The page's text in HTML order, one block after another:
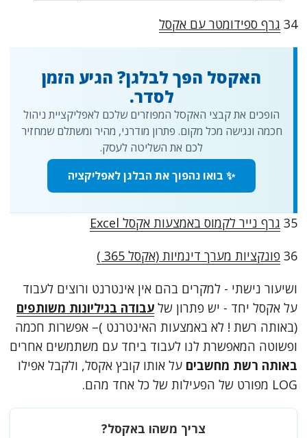
34 גרף ספידומטר עם אקסל
האקסל הפך לבלגן? הגיע הזמן
לסדר.
הופכים את קבצי האקסל המפוזרים שלכם לאפליקציית ניהול
חכמה ונגישה מכל מקום. פתרון מודרני, מהיר ומשתלם שמחזיר
לכם את השליטה לעסק.
✨ בואו נהפוך את הבלגן לאפליקציה
35 גרף נייר לקמוס באמצעות אקסל Excel
36 פונקציות מערך דינמיות (אקסל 365 )
ושיעור נישתי - למקרים בהם אין אינטרנט ורוצים לעבוד
על אקסל יחד - יש פתרון של עבודה בגיליונות משותפים
(באותה רשת ! לא באמצעות האינטרנט )– אפשרות חכמה
ופשוטה המאפשרת לנו לעבוד ביחד עם משתמשים אחרים
באותה רשת מחשבים על אותו קובץ אקסל, ולקבל אפילו
LOG מפורט של הפעילות של כל אחד מהם.
צריך משהו באקסל?